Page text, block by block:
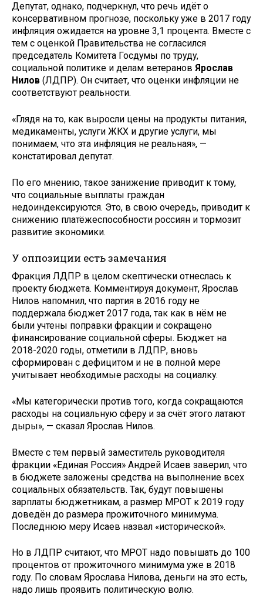
Депутат, однако, подчеркнул, что речь идёт о
консервативном прогнозе, поскольку уже в 2017 году
инфляция ожидается на уровне 3,1 процента. Вместе с
тем с оценкой Правительства не согласился
председатель Комитета Госдумы по труду,
социальной политике и делам ветеранов Ярослав
Нилов (ЛДПР). Он считает, что оценки инфляции не
соответствуют реальности.
«Глядя на то, как выросли цены на продукты питания,
медикаменты, услуги ЖКХ и другие услуги, мы
понимаем, что эта инфляция не реальная», —
констатировал депутат.
По его мнению, такое занижение приводит к тому,
что социальные выплаты граждан
недоиндексируются. Это, в свою очередь, приводит к
снижению платёжеспособности россиян и тормозит
развитие экономики.
У оппозиции есть замечания
Фракция ЛДПР в целом скептически отнеслась к
проекту бюджета. Комментируя документ, Ярослав
Нилов напомнил, что партия в 2016 году не
поддержала бюджет 2017 года, так как в нём не
были учтены поправки фракции и сокращено
финансирование социальной сферы. Бюджет на
2018-2020 годы, отметили в ЛДПР, вновь
сформирован с дефицитом и не в полной мере
учитывает необходимые расходы на социалку.
«Мы категорически против того, когда сокращаются
расходы на социальную сферу и за счёт этого латают
дыры», — сказал Ярослав Нилов.
Вместе с тем первый заместитель руководителя
фракции «Единая Россия» Андрей Исаев заверил, что
в бюджете заложены средства на выполнение всех
социальных обязательств. Так, будут повышены
зарплаты бюджетникам, а размер МРОТ к 2019 году
доведён до размера прожиточного минимума.
Последнюю меру Исаев назвал «исторической».
Но в ЛДПР считают, что МРОТ надо повышать до 100
процентов от прожиточного минимума уже в 2018
году. По словам Ярослава Нилова, деньги на это есть,
надо лишь проявить политическую волю.